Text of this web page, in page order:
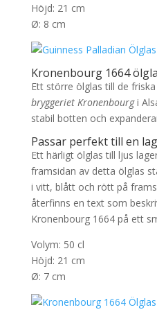
Höjd: 21 cm
Ø: 8 cm
Kronenbourg 1664
Ett större ölglas till de
bryggeriet Kronenbourgi
stabil botten och
Passar perfekt till en
Ett härligt ölglas till ljus
framsidan av detta ölglas
i vitt, blått och rött på
återfinns en text som
Kronenbourg 1664 på ett
Volym: 50 cl
Höjd: 21 cm
Ø: 7 cm